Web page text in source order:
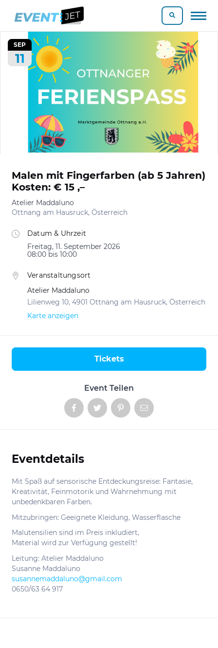
SEP
11
Malen mit Fingerfarben (ab 5 Jahren)
Kosten: € 15 ,–
Atelier Maddaluno
Ottnang am Hausruck, Österreich
Datum & Uhrzeit
Freitag, 11. September 2026
08:00 bis 10:00
Veranstaltungsort
Atelier Maddaluno
Lilienweg 10, 4901 Ottnang am Hausruck, Österreich
Karte anzeigen
Event Teilen
Tickets
Informationen
Eventdetails
Mit Spaß auf sensorische Entdeckungsreise: Fantasie,
Kreativität, Feinmotorik und Wahrnehmung mit
unbedenkbaren Farben.
Mitzubringen: Geeignete Kleidung, Wasserflasche
Malutensilien sind im Preis inkludiert,
Material wird zur Verfügung gestellt!
Leitung: Atelier Maddaluno
Susanne Maddaluno
susannemaddaluno@gmail.com
0650/63 64 917